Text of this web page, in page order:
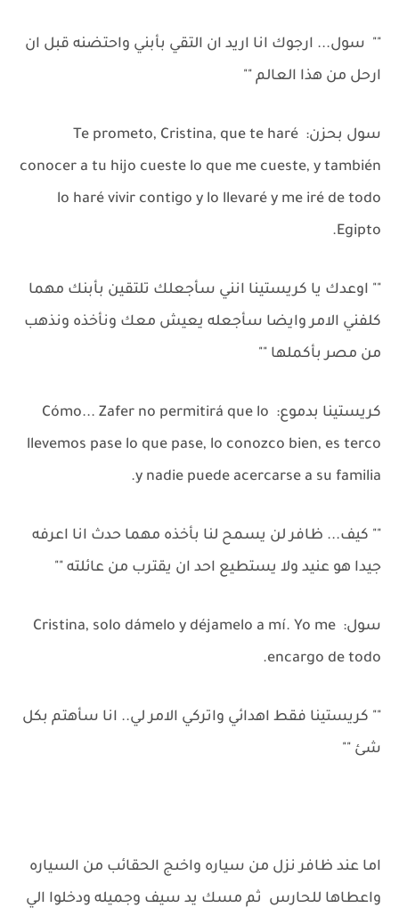
"" سول... ارجوك انا اريد ان التقي بأبني واحتضنه قبل ان
ارحل من هذا العالم ""
سول بحزن: Te prometo, Cristina, que te haré
conocer a tu hijo cueste lo que me cueste, y también
lo haré vivir contigo y lo llevaré y me iré de todo
Egipto.
"" اوعدك يا كريستينا انني سأجعلك تلتقين بأبنك مهما
كلفني الامر وايضا سأجعله يعيش معك ونأخذه ونذهب
من مصر بأكملها ""
كريستينا بدموع: Cómo... Zafer no permitirá que lo
llevemos pase lo que pase, lo conozco bien, es terco
y nadie puede acercarse a su familia.
"" كيف... ظافر لن يسمح لنا بأخذه مهما حدث انا اعرفه
جيدا هو عنيد ولا يستطيع احد ان يقترب من عائلته ""
سول: Cristina, solo dámelo y déjamelo a mí. Yo me
encargo de todo.
"" كريستينا فقط اهدائي واتركي الامر لي.. انا سأهتم بكل
شئ ""
اما عند ظافر نزل من سياره واخىج الحقائب من السياره
واعطاها للحارس ثم مسك يد سيف وجميله ودخلوا الي